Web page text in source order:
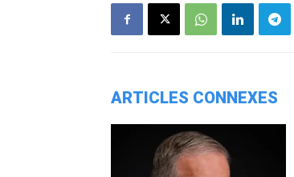
ARTICLES CONNEXES